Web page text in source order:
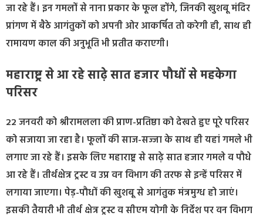
जा रहे हैं। इन गमलों से नाना प्रकार के फूल होंगे, जिनकी खुशबू मंदिर
प्रांगण में बैठे आगंतुकों को अपनी ओर आकर्षित तो करेगी ही, साथ ही
रामायण काल की अनुभूति भी प्रतीत कराएगी।
महाराष्ट्र से आ रहे साढ़े सात हजार पौधों से महकेगा
परिसर
22 जनवरी को श्रीरामलला की प्राण-प्रतिष्ठा को देखते हुए पूरे परिसर
को सजाया जा रहा है। फूलों की साज-सज्जा के साथ ही यहां गमले भी
लगाए जा रहे हैं। इसके लिए महाराष्ट्र से साढ़े सात हजार गमले व पौधे
आ रहे हैं। तीर्थक्षेत्र ट्रस्ट व उप्र वन विभाग की तरफ से इन्हें परिसर में
लगाया जाएगा। पेड़-पौधों की खुशबू से आगंतुक मंत्रमुग्ध हो जाएं।
इसकी तैयारी भी तीर्थ क्षेत्र ट्रस्ट व सीएम योगी के निर्देश पर वन विभाग